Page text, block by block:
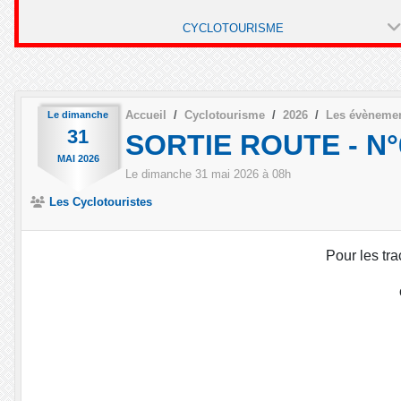
CYCLOTOURISME
Le dimanche
31
MAI 2026
Accueil Cyclotourisme 2026 Les
SORTIE ROUTE -
Le dimanche 31 mai 2026 à 08h
Les Cyclotouristes
Pour les